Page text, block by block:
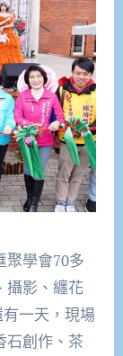
聚學會70多
攝影、纏花
一天，現場
石創作、茶